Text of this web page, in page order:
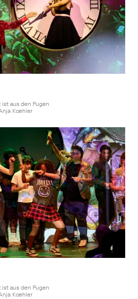
aus den Fugen
Koehler
aus den Fugen
Koehler